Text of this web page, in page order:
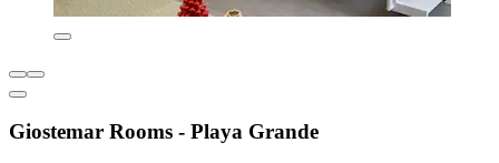
Giostemar Rooms - Playa Grande